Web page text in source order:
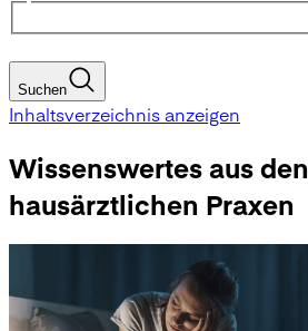
Suchen
Inhaltsverzeichnis anzeigen
Wissenswertes aus den
hausärztlichen Praxen